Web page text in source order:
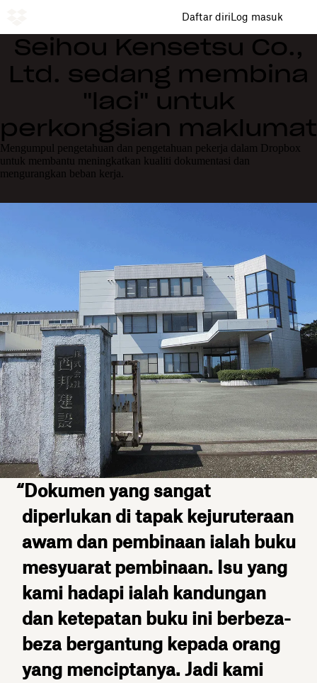
Daftar diriLog masuk
Seihou Kensetsu Co.,
Ltd. sedang membina
"laci" untuk
perkongsian maklumat
Mengumpul pengetahuan dan pengetahuan pekerja dalam Dropbox
untuk membantu meningkatkan kualiti dokumentasi dan
mengurangkan beban kerja.
“Dokumen yang sangat
diperlukan di tapak kejuruteraan
awam dan pembinaan ialah buku
mesyuarat pembinaan. Isu yang
kami hadapi ialah kandungan
dan ketepatan buku ini berbeza-
beza bergantung kepada orang
yang menciptanya. Jadi kami